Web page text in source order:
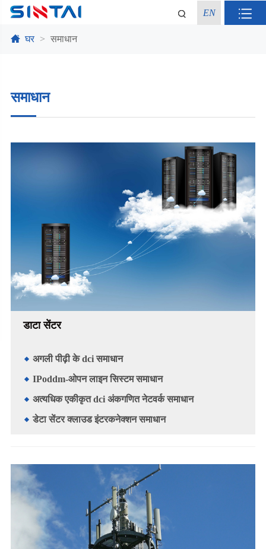
EN
घर समाधान
समाधान
डाटा सेंटर
अगली पीढ़ी के dci समाधान
IPoddm-ओपन लाइन सिस्टम समाधान
अत्यधिक एकीकृत dci अंकगणित नेटवर्क समाधान
डेटा सेंटर क्लाउड इंटरकनेक्शन समाधान